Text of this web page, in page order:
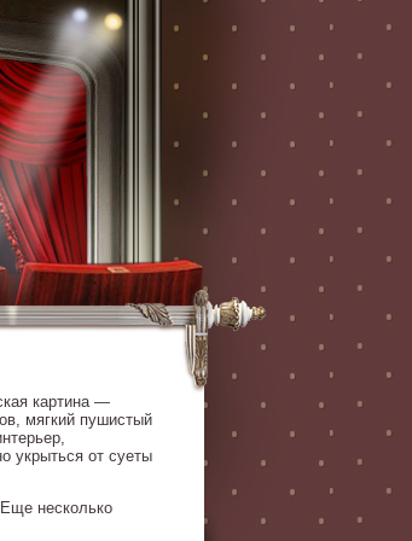
картина —
мягкий пушистый
укрыться от суеты
несколько